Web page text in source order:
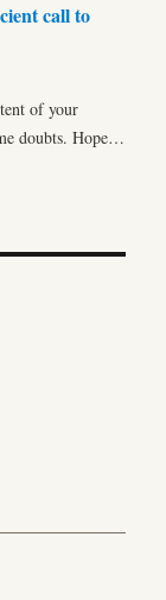
call to
of your
doubts. Hope…